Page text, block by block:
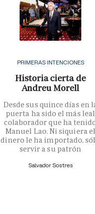
PRIMERAS INTENCIONES
Historia cierta de
Andreu Morell
Desde sus quince días en
puerta ha sido el más leal
colaborador que ha
Manuel Lao. Ni siquiera
dinero le ha importado,
servir a su patrón
Salvador Sostres